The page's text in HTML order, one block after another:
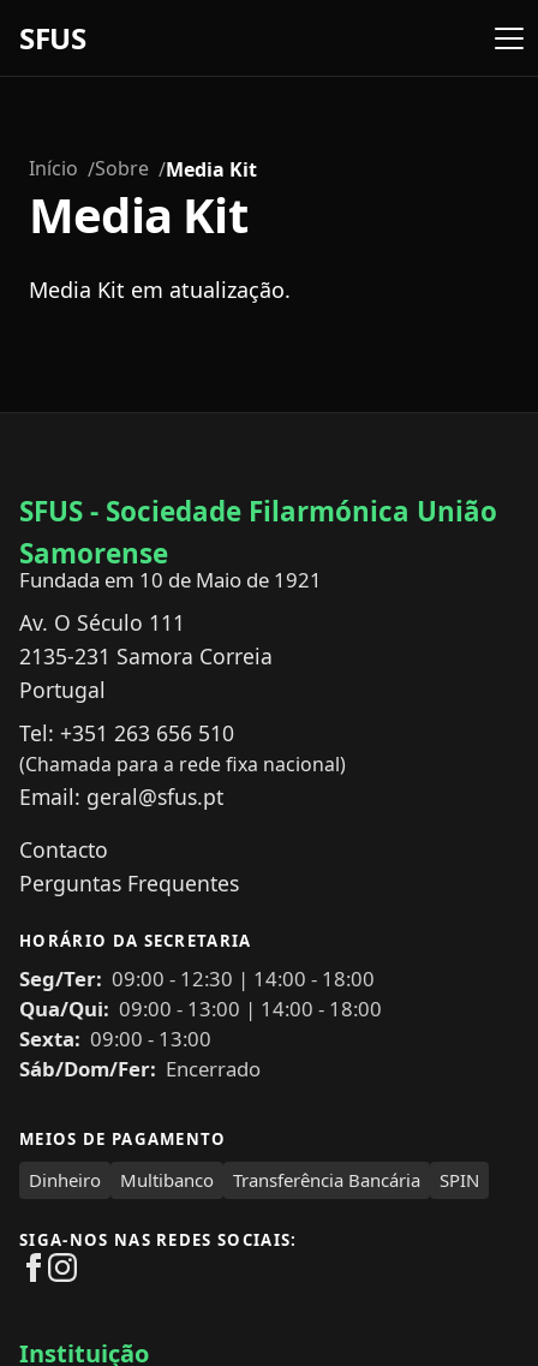
SFUS
Início Sobre Media Kit
Media Kit
Media Kit em atualização.
SFUS - Sociedade Filarmónica União
Samorense
Fundada em 10 de Maio de 1921
Av. O Século 111
2135-231 Samora Correia
Portugal
Tel: +351 263 656 510
(Chamada para a rede fixa nacional)
Email: geral@sfus.pt
Contacto
Perguntas Frequentes
HORÁRIO DA SECRETARIA
Seg/Ter: 09:00 - 12:30 | 14:00 - 18:00
Qua/Qui: 09:00 - 13:00 | 14:00 - 18:00
Sexta: 09:00 - 13:00
Sáb/Dom/Fer: Encerrado
MEIOS DE PAGAMENTO
Dinheiro Multibanco Transferência Bancária SPIN
SIGA-NOS NAS REDES SOCIAIS:
Instituição